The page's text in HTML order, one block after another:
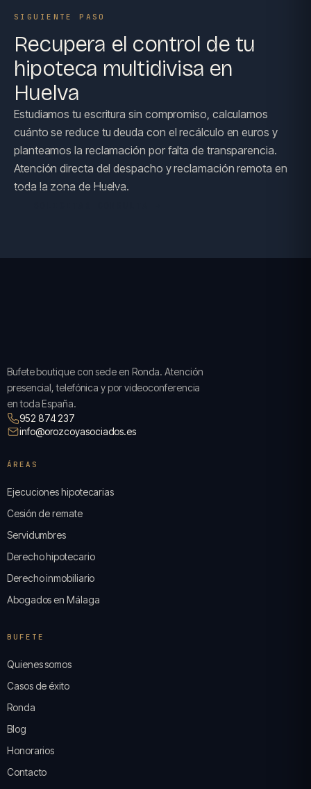
SIGUIENTE PASO
Recupera el control de tu
hipoteca multidivisa en
Huelva
Estudiamos tu escritura sin compromiso, calculamos
cuánto se reduce tu deuda con el recálculo en euros y
planteamos la reclamación por falta de transparencia.
Atención directa del despacho y reclamación remota en
toda la zona de Huelva.
Bufete boutique con sede en Ronda. Atención
presencial, telefónica y por videoconferencia
en toda España.
952 874 237
info@orozcoyasociados.es
ÁREAS
Ejecuciones hipotecarias
Cesión de remate
Servidumbres
Derecho hipotecario
Derecho inmobiliario
Abogados en Málaga
BUFETE
Quienes somos
Casos de éxito
Ronda
Blog
Honorarios
Contacto